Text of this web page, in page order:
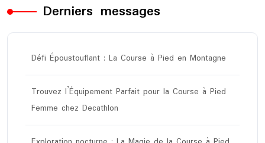
Derniers messages
Défi Époustouflant : La Course à Pied en Montagne
Trouvez l’Équipement Parfait pour la Course à Pied
Femme chez Decathlon